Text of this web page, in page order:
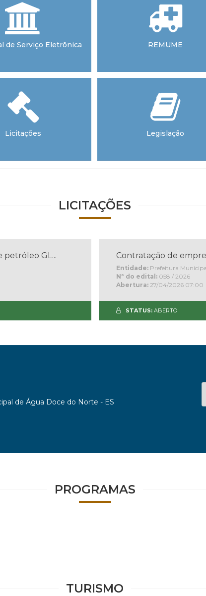
de Serviço Eletrônica REMUME
Licitações Legislação
LICITAÇÕES
petróleo GL... Contratação de
Entidade: Prefeitura
Nº do edital: 058 / 2026
Abertura: 27/04/2026 07:00
STATUS: ABERTO
de Água Doce do Norte - ES
PROGRAMAS
TURISMO